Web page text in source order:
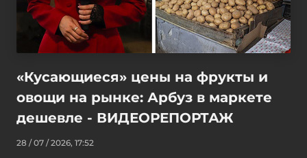
«Кусающиеся» цены на фрукты и
овощи на рынке: Арбуз в маркете
дешевле - ВИДЕОРЕПОРТАЖ
28 / 07 / 2026, 17:52